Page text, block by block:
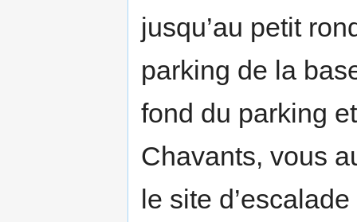
jusqu’au petit
parking de la
fond du parking
Chavants, vous
le site